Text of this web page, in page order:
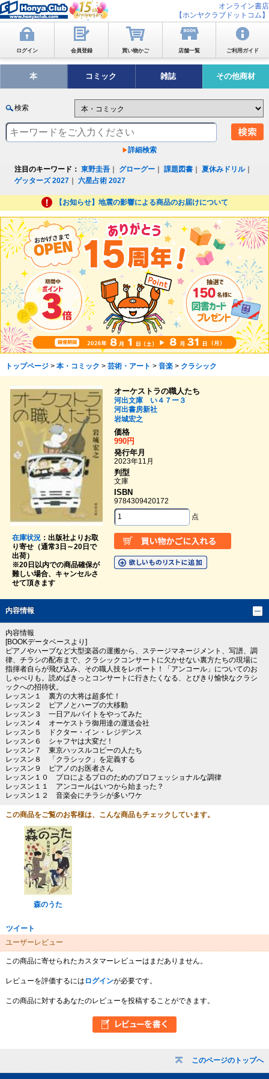
オンライン書店
【ホンヤクラブドットコム】
ログイン 会員登録 買い物かご 店舗一覧 ご利用ガイド
本 コミック 雑誌 その他商材
検索
詳細検索
注目のキーワード： 東野圭吾 グローグー ｜課題図書 ｜夏休みドリル｜
ゲッターズ 2027 ｜六星占術 2027
【お知らせ】地震の影響による商品のお届けについて
このページのトップへ
トップページ> 本・コミック > 芸術・アート > 音楽> クラシック
在庫状況：出版社よりお取
り寄せ（通常3日～20日で
出荷）
※20日以内での商品確保が
難しい場合、キャンセルさ
せて頂きます
オーケストラの職人たち
河出文庫 い４７ー３
河出書房新社
岩城宏之
価格
990円
発行年月
2023年11月
判型
文庫
ISBN
9784309420172
点
内容情報
内容情報
[BOOKデータベースより]
ピアノやハーブなど大型楽器の運搬から、ステージマネージメント、写譜、調
律、チラシの配布まで、クラシックコンサートに欠かせない裏方たちの現場に
指揮者自らが飛び込み、その職人技をレポート！「アンコール」についてのお
しゃべりも。読めばきっとコンサートに行きたくなる、とびきり愉快なクラシ
ックへの招待状。
レッスン１ 裏方の大将は超多忙！
レッスン２ ピアノとハープの大移動
レッスン３ 一日アルバイトをやってみた
レッスン４ オーケストラ御用達の運送会社
レッスン５ ドクター・イン・レジデンス
レッスン６ シャフヤは大変だ！
レッスン７ 東京ハッスルコピーの人たち
レッスン８ 「クラシック」を定義する
レッスン９ ピアノのお医者さん
レッスン１０ プロによるプロのためのプロフェッショナルな調律
レッスン１１ アンコールはいつから始まった？
レッスン１２ 音楽会にチラシが多いワケ
この商品をご覧のお客様は、こんな商品もチェックしています。
森のうた
ツイート
ユーザーレビュー
この商品に寄せられたカスタマーレビューはまだありません。
レビューを評価するには ログインが必要です。
この商品に対するあなたのレビューを投稿することができます。